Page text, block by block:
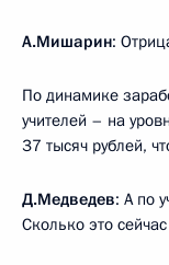
А.Мишарин:
По динамике
учителей – на
37 тысяч рублей,
Д.Медведев: А по
Сколько это